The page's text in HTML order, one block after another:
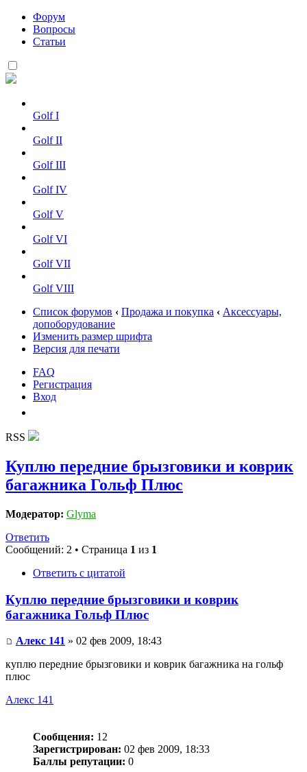
Форум
Вопросы
Статьи
Golf I
Golf II
Golf III
Golf IV
Golf V
Golf VI
Golf VII
Golf VIII
Список форумов ‹ Продажа и покупка ‹ Аксессуары,
допоборудование
Изменить размер шрифта
Версия для печати
FAQ
Регистрация
Вход
RSS
Куплю передние брызговики и коврик
багажника Гольф Плюс
Модератор: Glyma
Ответить
Сообщений: 2 • Страница 1 из 1
Ответить с цитатой
Куплю передние брызговики и коврик
багажника Гольф Плюс
Алекс 141 » 02 фев 2009, 18:43
куплю передние брызговики и коврик багажника на гольф
плюс
Алекс 141
Сообщения: 12
Зарегистрирован: 02 фев 2009, 18:33
Баллы репутации: 0